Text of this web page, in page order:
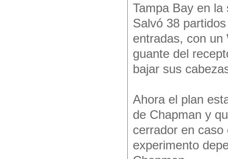
Tampa Bay en
Salvó 38
entradas, con un
guante del
bajar sus
Ahora el plan
de Chapman y
cerrador en
experimento